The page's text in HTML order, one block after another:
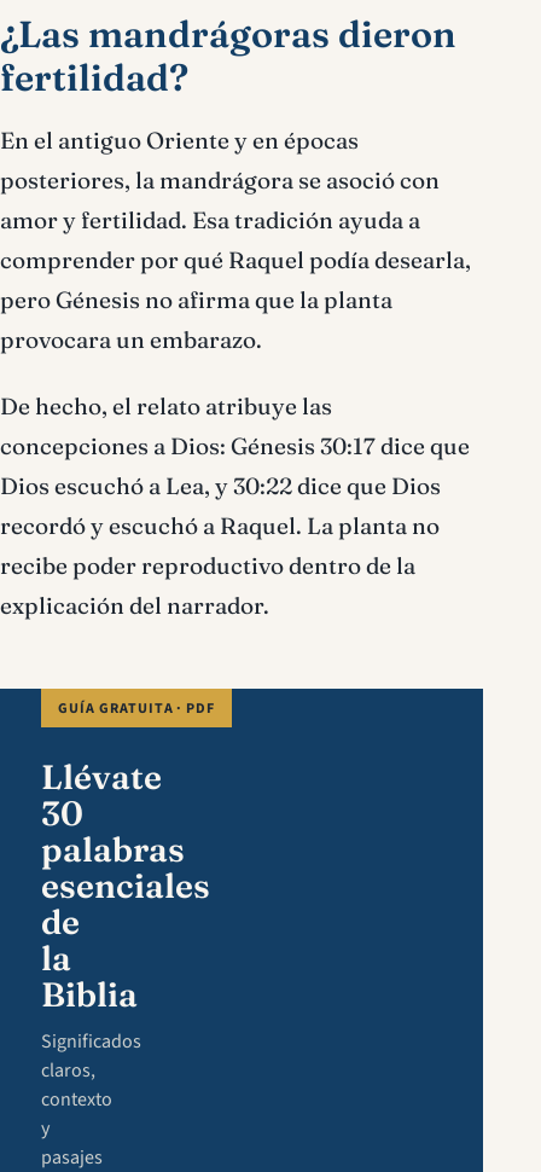
¿Las mandrágoras dieron
fertilidad?
En el antiguo Oriente y en épocas
posteriores, la mandrágora se asoció con
amor y fertilidad. Esa tradición ayuda a
comprender por qué Raquel podía desearla,
pero Génesis no afirma que la planta
provocara un embarazo.
De hecho, el relato atribuye las
concepciones a Dios: Génesis 30:17 dice que
Dios escuchó a Lea, y 30:22 dice que Dios
recordó y escuchó a Raquel. La planta no
recibe poder reproductivo dentro de la
explicación del narrador.
GUÍA GRATUITA · PDF
Llévate
30
palabras
esenciales
de
la
Biblia
Significados
claros,
contexto
y
pasajes